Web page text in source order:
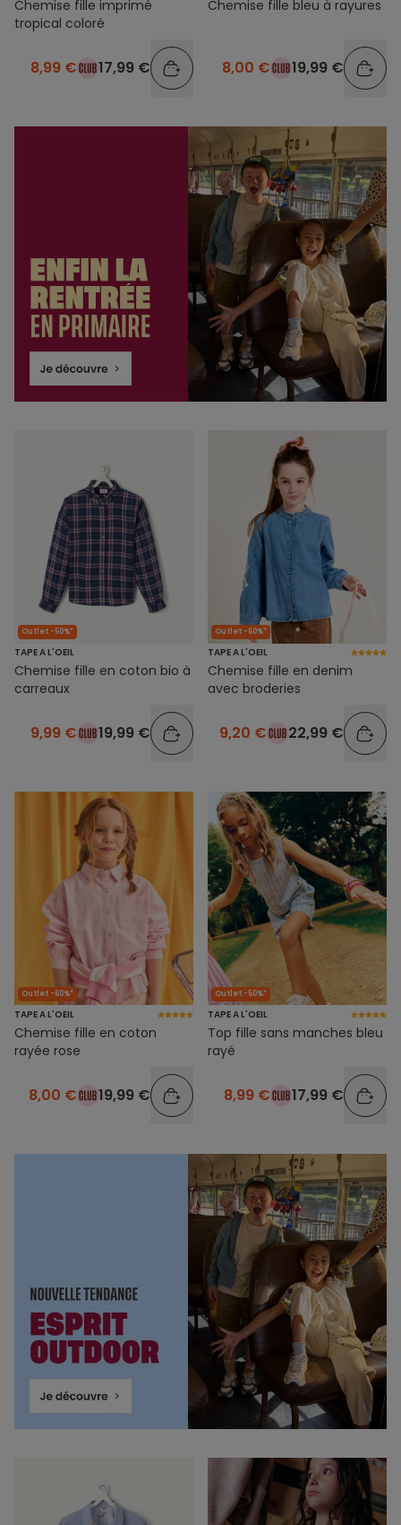
Chemise fille imprimé
tropical coloré
8,99 € 17,99 €
Chemise fille bleu à rayures
8,00 € 19,99 €
Outlet -50%*
TAPE A L'OEIL
Chemise fille en coton bio à
carreaux
9,99 € 19,99 €
Outlet -60%*
TAPE A L'OEIL
Chemise fille en denim
avec broderies
9,20 € 22,99 €
Outlet -60%*
TAPE A L'OEIL
Chemise fille en coton
rayée rose
8,00 € 19,99 €
Outlet -50%*
TAPE A L'OEIL
Top fille sans manches bleu
rayé
8,99 € 17,99 €